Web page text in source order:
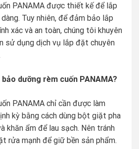
PANAMA được thiết kế để lắp
Tuy nhiên, để đảm bảo lắp
xác và an toàn, chúng tôi khuyên
sử dụng dịch vụ lắp đặt chuyên
dưỡng rèm cuốn PANAMA?
PANAMA chỉ cần được làm
kỳ bằng cách dùng bột giặt pha
khăn ẩm để lau sạch. Nên tránh
rửa mạnh để giữ bền sản phẩm.